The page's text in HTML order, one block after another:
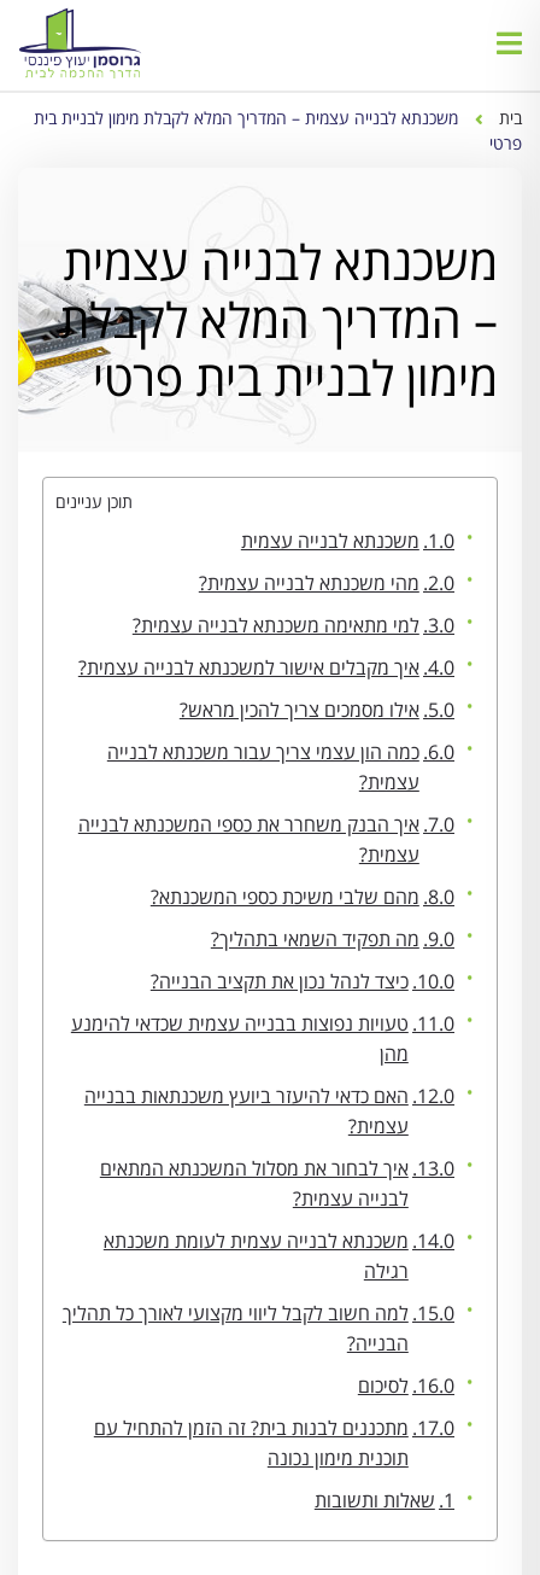
בית
משכנתא לבנייה עצמית – המדריך המלא לקבלת מימון לבניית בית
פרטי
משכנתא לבנייה עצמית
– המדריך המלא לקבלת
מימון לבניית בית פרטי
תוכן עניינים
משכנתא לבנייה עצמית
מהי משכנתא לבנייה עצמית?
למי מתאימה משכנתא לבנייה עצמית?
איך מקבלים אישור למשכנתא לבנייה עצמית?
אילו מסמכים צריך להכין מראש?
כמה הון עצמי צריך עבור משכנתא לבנייה
עצמית?
איך הבנק משחרר את כספי המשכנתא לבנייה
עצמית?
מהם שלבי משיכת כספי המשכנתא?
מה תפקיד השמאי בתהליך?
כיצד לנהל נכון את תקציב הבנייה?
טעויות נפוצות בבנייה עצמית שכדאי להימנע
מהן
האם כדאי להיעזר ביועץ משכנתאות בבנייה
עצמית?
איך לבחור את מסלול המשכנתא המתאים
לבנייה עצמית?
משכנתא לבנייה עצמית לעומת משכנתא
רגילה
למה חשוב לקבל ליווי מקצועי לאורך כל תהליך
הבנייה?
לסיכום
מתכננים לבנות בית? זה הזמן להתחיל עם
תוכנית מימון נכונה
שאלות ותשובות